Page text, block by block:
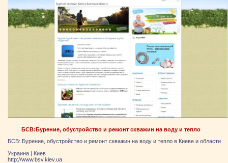
БСВ:Бурение, обустройство и ремонт скважин на воду и тепло
БСВ: Бурение, обустройство и ремонт скважин на воду и тепло в Киеве и области
Украина | Киев
http://www.bsv.kiev.ua